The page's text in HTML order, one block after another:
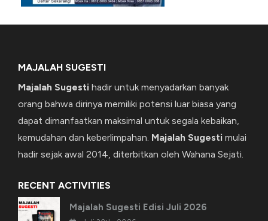
MAJALAH SUGESTI
Majalah Sugesti hadir untuk menyadarkan banyak
orang bahwa dirinya memiliki potensi luar biasa yang
dapat dimanfaatkan maksimal untuk segala kebaikan,
kemudahan dan keberlimpahan. Majalah Sugesti mulai
hadir sejak awal 2014, diterbitkan oleh Wahana Sejati.
RECENT ACTIVITIES
Majalah Sugesti Edisi Juli 2026